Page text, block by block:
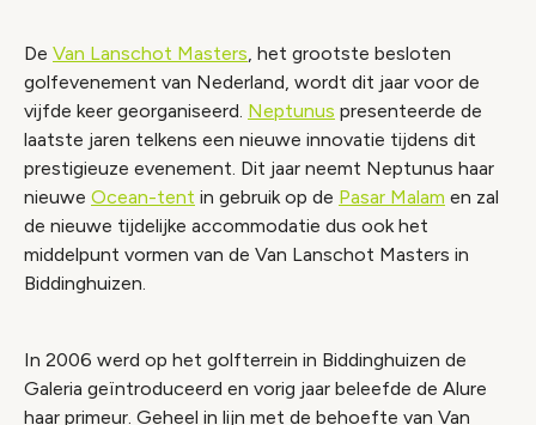
De Van Lanschot Masters, het grootste besloten
golfevenement van Nederland, wordt dit jaar voor de
vijfde keer georganiseerd. Neptunus presenteerde de
laatste jaren telkens een nieuwe innovatie tijdens dit
prestigieuze evenement. Dit jaar neemt Neptunus haar
nieuwe Ocean-tent in gebruik op de Pasar Malam en zal
de nieuwe tijdelijke accommodatie dus ook het
middelpunt vormen van de Van Lanschot Masters in
Biddinghuizen.
In 2006 werd op het golfterrein in Biddinghuizen de
Galeria geïntroduceerd en vorig jaar beleefde de Alure
haar primeur. Geheel in lijn met de behoefte van Van